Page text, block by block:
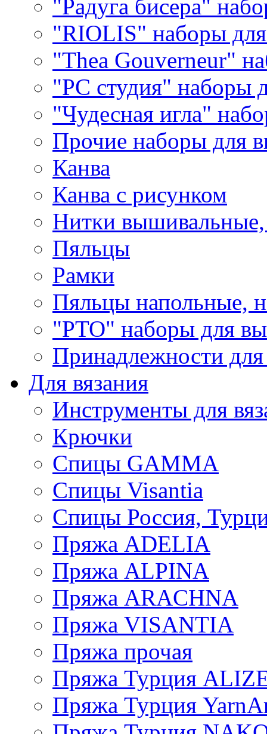
"Радуга бисера"
"RIOLIS" наборы
"Thea Gouverneur"
"РС студия" наборы
"Чудесная игла"
Прочие наборы для
Канва
Канва с рисунком
Нитки
Пяльцы
Рамки
Пяльцы напольные,
"РТО" наборы для
Принадлежности
Для вязания
Инструменты для
Крючки
Спицы GAMMA
Спицы Visantia
Спицы Россия,
Пряжа ADELIA
Пряжа ALPINA
Пряжа ARACHNA
Пряжа VISANTIA
Пряжа прочая
Пряжа Турция
Пряжа Турция